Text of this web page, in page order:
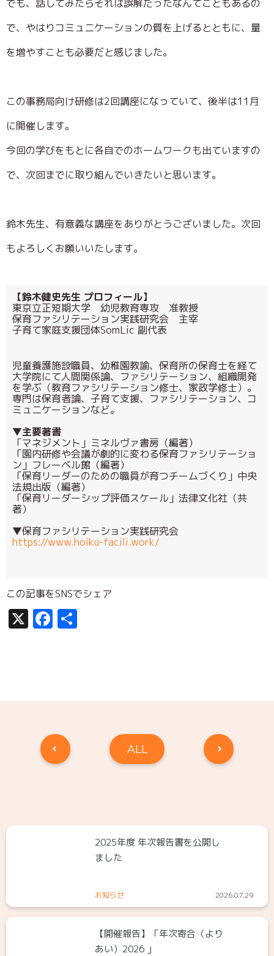
でも、話してみたらそれは誤解だったなんてこともあるの
で、やはりコミュニケーションの質を上げるとともに、量
を増やすことも必要だと感じました。
この事務局向け研修は2回講座になっていて、後半は11月
に開催します。
今回の学びをもとに各自でのホームワークも出ていますの
で、次回までに取り組んでいきたいと思います。
鈴木先生、有意義な講座をありがとうございました。次回
もよろしくお願いいたします。
【鈴木健史先生 プロフィール】
東京立正短期大学 幼児教育専攻 准教授
保育ファシリテーション実践研究会 主宰
子育て家庭支援団体SomLic 副代表
児童養護施設職員、幼稚園教諭、保育所の保育士を経て
大学院にて人間関係論、ファシリテーション、組織開発
を学ぶ（教育ファシリテーション修士、家政学修士）。
専門は保育者論、子育て支援、ファシリテーション、コ
ミュニケーションなど。
▼主要著書
「マネジメント」ミネルヴァ書房（編著）
「園内研修や会議が劇的に変わる保育ファシリテーショ
ン」フレーベル館（編著）
「保育リーダーのための職員が育つチームづくり」中央
法規出版（編著）
「保育リーダーシップ評価スケール」法律文化社（共
著）
▼保育ファシリテーション実践研究会
https://www.hoiku-facili.work/
この記事をSNSでシェア
X Facebook
ALL
2025年度 年次報告書を公開し
ました
お知らせ 2026.07.29
【開催報告】「年次寄合（より
あい）2026 」